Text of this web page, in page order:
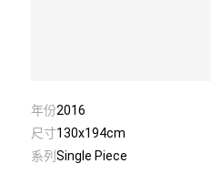
年份2016
尺寸130x194cm
系列 Single Piece